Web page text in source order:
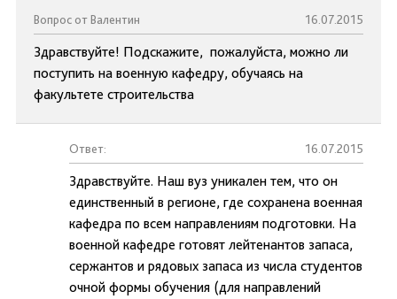
Вопрос от Валентин 16.07.2015
Здравствуйте! Подскажите, пожалуйста, можно ли
поступить на военную кафедру, обучаясь на
факультете строительства
Ответ: 16.07.2015
Здравствуйте. Наш вуз уникален тем, что он
единственный в регионе, где сохранена военная
кафедра по всем направлениям подготовки. На
военной кафедре готовят лейтенантов запаса,
сержантов и рядовых запаса из числа студентов
очной формы обучения (для направлений